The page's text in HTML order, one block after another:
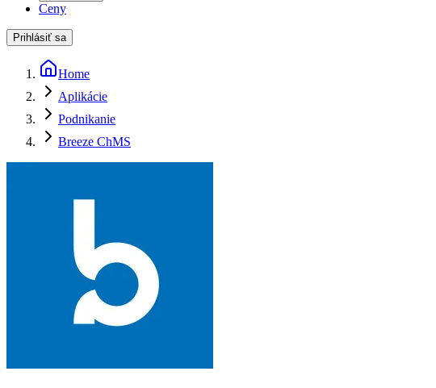
Ceny
Prihlásiť sa
Home
Aplikácie
Podnikanie
Breeze ChMS